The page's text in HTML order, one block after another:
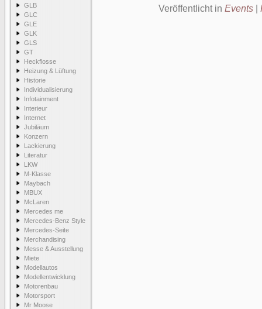
GLB
GLC
GLE
GLK
GLS
GT
Heckflosse
Heizung & Lüftung
Historie
Individualisierung
Infotainment
Interieur
Internet
Jubiläum
Konzern
Lackierung
Literatur
LKW
M-Klasse
Maybach
MBUX
McLaren
Mercedes me
Mercedes-Benz Style
Mercedes-Seite
Merchandising
Messe & Ausstellung
Miete
Modellautos
Modellentwicklung
Motorenbau
Motorsport
Mr Moose
Veröffentlicht in Events